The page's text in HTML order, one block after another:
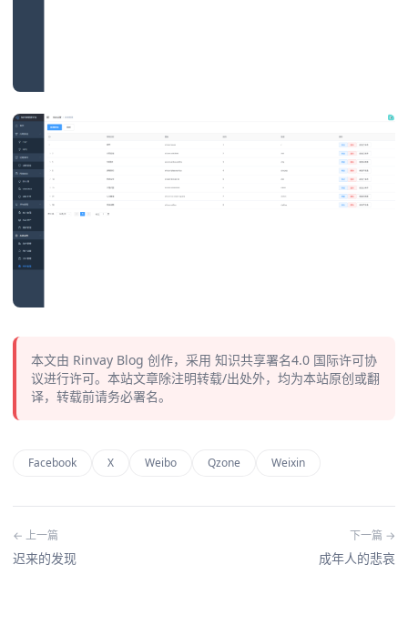
本文由 Rinvay Blog 创作，采用 知识共享署名4.0 国际许可协
议进行许可。本站文章除注明转载/出处外，均为本站原创或翻
译，转载前请务必署名。
Facebook X Weibo Qzone Weixin
← 上一篇
迟来的发现
下一篇 →
成年人的悲哀